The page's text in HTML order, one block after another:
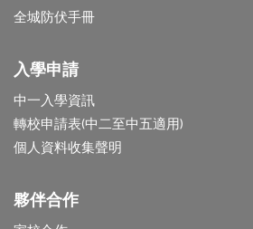
全城防伏手冊
入學申請
中一入學資訊
轉校申請表(中二至中五適用)
個人資料收集聲明
夥伴合作